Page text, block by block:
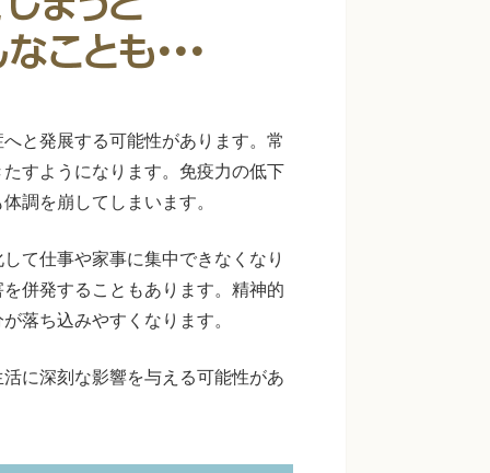
と発展する可能性があります。常
すようになります。免疫力の低下
調を崩してしまいます。
て仕事や家事に集中できなくなり
併発することもあります。精神的
落ち込みやすくなります。
に深刻な影響を与える可能性があ